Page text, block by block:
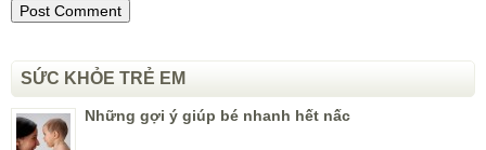
SỨC KHỎE TRẺ EM
Những gợi ý giúp bé nhanh hết nấc